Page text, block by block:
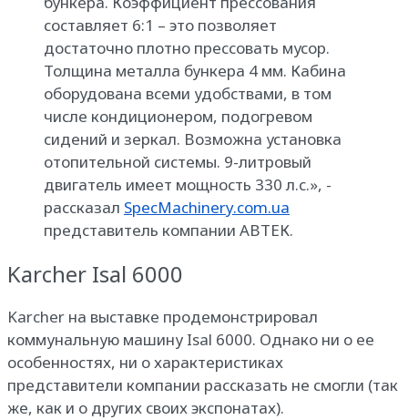
составляет 6:1 – это позволяет
достаточно плотно прессовать мусор.
Толщина металла бункера 4 мм. Кабина
оборудована всеми удобствами, в том
числе кондиционером, подогревом
сидений и зеркал. Возможна установка
отопительной системы. 9-литровый
двигатель имеет мощность 330 л.с.», -
рассказал SpecMachinery.com.ua
представитель компании АВТЕК.
Karcher Isal 6000
Karcher на выставке продемонстрировал
коммунальную машину Isal 6000. Однако ни о ее
особенностях, ни о характеристиках
представители компании рассказать не смогли (так
же, как и о других своих экспонатах).